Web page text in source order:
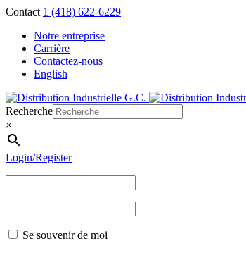
Contact 1 (418) 622-6229
Notre entreprise
Carrière
Contactez-nous
English
Recherche
×
Login/Register
Se souvenir de moi